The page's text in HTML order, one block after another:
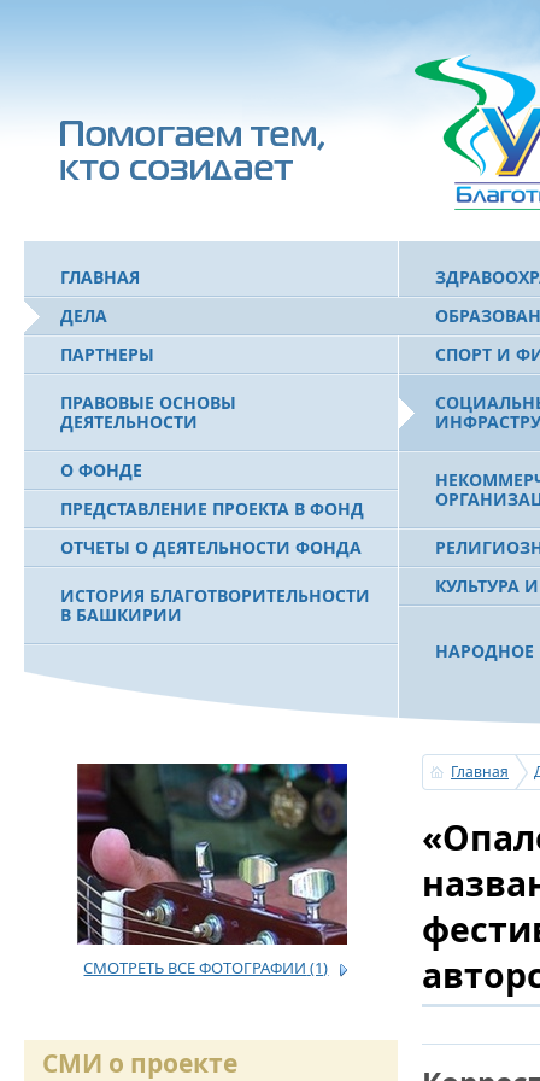
ГЛАВНАЯ
ДЕЛА
ПАРТНЕРЫ
ПРАВОВЫЕ ОСНОВЫ
ДЕЯТЕЛЬНОСТИ
О ФОНДЕ
ПРЕДСТАВЛЕНИЕ ПРОЕКТА В ФОНД
ОТЧЕТЫ О ДЕЯТЕЛЬНОСТИ ФОНДА
ИСТОРИЯ БЛАГОТВОРИТЕЛЬНОСТИ
В БАШКИРИИ
МУРТАЗЕ РАХИМОВЕ
СПОРТ И
КУЛЬТУРА
НАРОДНОЕ
«УРАЛ»
УСЕРГАН.
ОГОНЬ -
ПОЖАРОВ
СМОТРЕТЬ ВСЕ ФОТОГРАФИИ (1)
СМИ о проекте
Главная